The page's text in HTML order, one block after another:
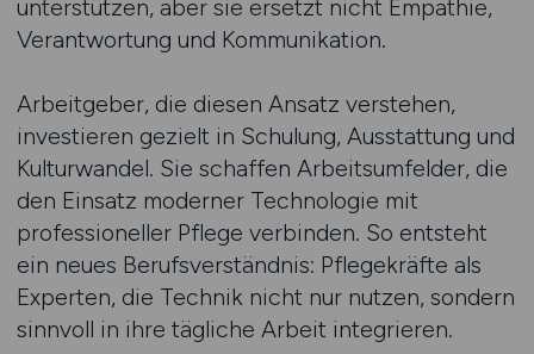
unterstützen, aber sie ersetzt nicht Empathie,
Verantwortung und Kommunikation.
Arbeitgeber, die diesen Ansatz verstehen,
investieren gezielt in Schulung, Ausstattung und
Kulturwandel. Sie schaffen Arbeitsumfelder, die
den Einsatz moderner Technologie mit
professioneller Pflege verbinden. So entsteht
ein neues Berufsverständnis: Pflegekräfte als
Experten, die Technik nicht nur nutzen, sondern
sinnvoll in ihre tägliche Arbeit integrieren.